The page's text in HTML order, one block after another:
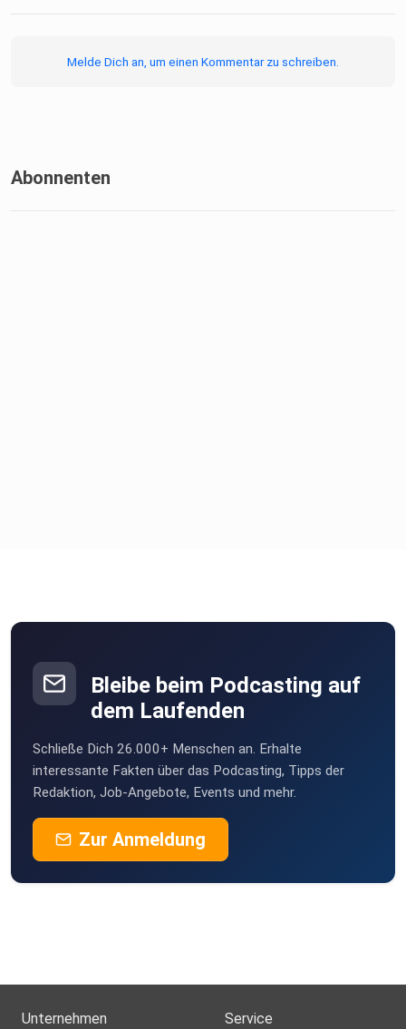
Melde Dich an, um einen Kommentar zu schreiben.
Abonnenten
Bleibe beim Podcasting auf
dem Laufenden
Schließe Dich 26.000+ Menschen an. Erhalte
interessante Fakten über das Podcasting, Tipps der
Redaktion, Job-Angebote, Events und mehr.
Zur Anmeldung
Unternehmen Service